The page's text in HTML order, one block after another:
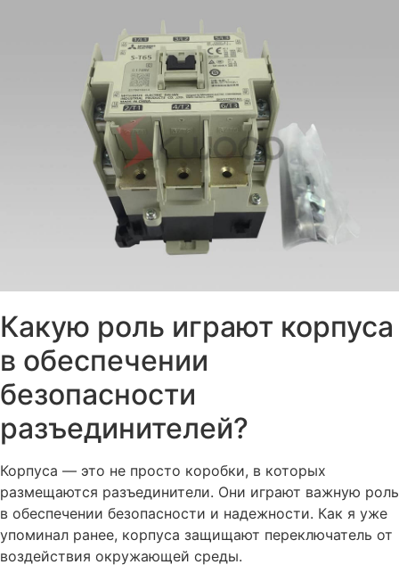
Какую роль играют корпуса
в обеспечении
безопасности
разъединителей?
Корпуса — это не просто коробки, в которых
размещаются разъединители. Они играют важную роль
в обеспечении безопасности и надежности. Как я уже
упоминал ранее, корпуса защищают переключатель от
воздействия окружающей среды.